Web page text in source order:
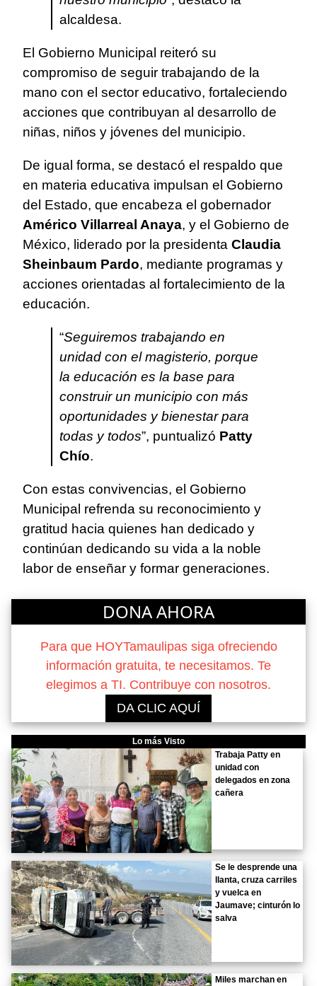
alcaldesa.
El Gobierno Municipal reiteró su
compromiso de seguir trabajando de la
mano con el sector educativo, fortaleciendo
acciones que contribuyan al desarrollo de
niñas, niños y jóvenes del municipio.
De igual forma, se destacó el respaldo que
en materia educativa impulsan el Gobierno
del Estado, que encabeza el gobernador
Américo Villarreal Anaya, y el Gobierno de
México, liderado por la presidenta Claudia
Sheinbaum Pardo, mediante programas y
acciones orientadas al fortalecimiento de la
educación.
“Seguiremos trabajando en
unidad con el magisterio, porque
la educación es la base para
construir un municipio con más
oportunidades y bienestar para
todas y todos”, puntualizó Patty
Chío.
Con estas convivencias, el Gobierno
Municipal refrenda su reconocimiento y
gratitud hacia quienes han dedicado y
continúan dedicando su vida a la noble
labor de enseñar y formar generaciones.
DONA AHORA
Para que HOYTamaulipas siga ofreciendo
información gratuita, te necesitamos. Te
elegimos a TI. Contribuye con nosotros.
DA CLIC AQUÍ
Lo más Visto
Trabaja Patty en
unidad con
delegados en zona
cañera
Se le desprende una
llanta, cruza carriles
y vuelca en
Jaumave; cinturón lo
salva
Miles marchan en